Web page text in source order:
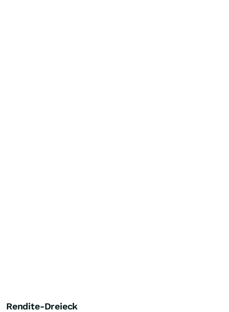
Rendite-Dreieck